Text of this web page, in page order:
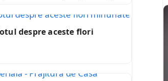
despre aceste flori